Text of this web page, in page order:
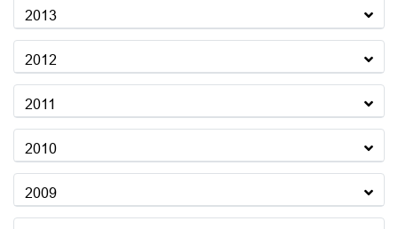
2013
2012
2011
2010
2009